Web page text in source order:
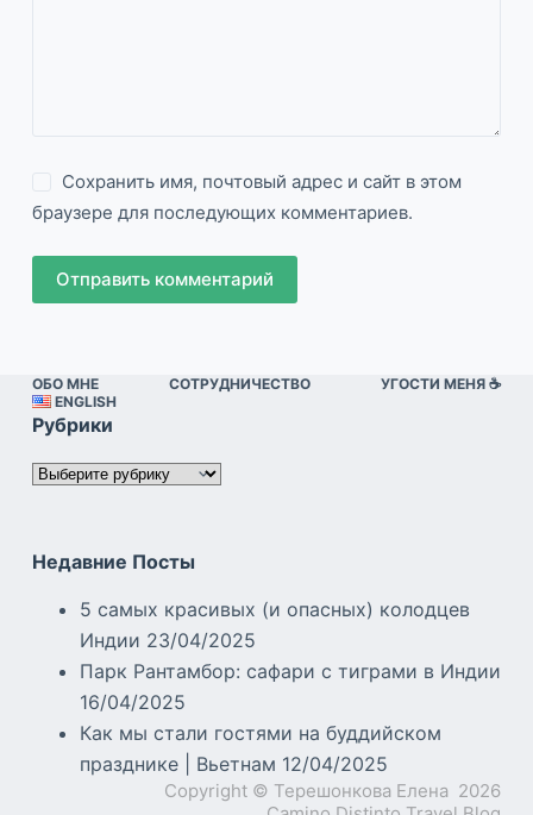
Сохранить имя, почтовый адрес и сайт в этом
браузере для последующих комментариев.
Отправить комментарий
ОБО МНЕ СОТРУДНИЧЕСТВО
УГОСТИ МЕНЯ ☕️
ENGLISH
Рубрики
Рубрики
Недавние Посты
5 самых красивых (и опасных) колодцев
Индии 23/04/2025
Парк Рантамбор: сафари с тиграми в Индии
16/04/2025
Как мы стали гостями на буддийском
празднике | Вьетнам 12/04/2025
Copyright © Терешонкова Елена 2026